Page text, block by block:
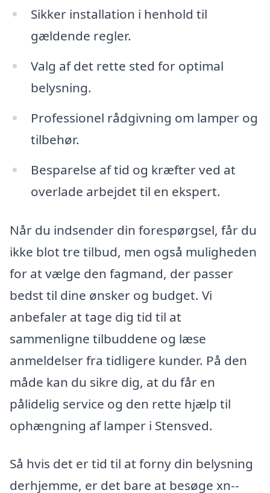
Sikker installation i henhold til
gældende regler.
Valg af det rette sted for optimal
belysning.
Professionel rådgivning om lamper og
tilbehør.
Besparelse af tid og kræfter ved at
overlade arbejdet til en ekspert.
Når du indsender din forespørgsel, får du
ikke blot tre tilbud, men også muligheden
for at vælge den fagmand, der passer
bedst til dine ønsker og budget. Vi
anbefaler at tage dig tid til at
sammenligne tilbuddene og læse
anmeldelser fra tidligere kunder. På den
måde kan du sikre dig, at du får en
pålidelig service og den rette hjælp til
ophængning af lamper i Stensved.
Så hvis det er tid til at forny din belysning
derhjemme, er det bare at besøge xn--